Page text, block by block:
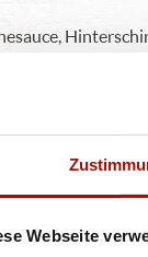
Webseite